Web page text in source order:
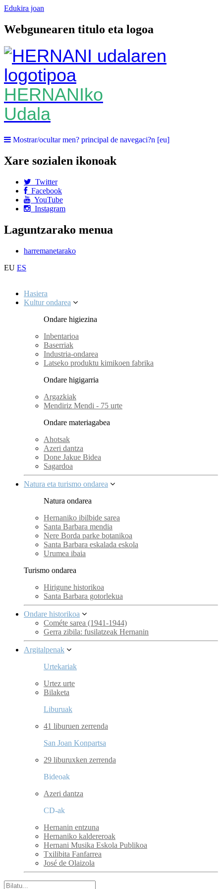
Edukira joan
Webgunearen titulo eta logoa
HERNANIko
Udala
Mostrar/ocultar men? principal de navegaci?n [eu]
Xare sozialen ikonoak
Twitter
Facebook
YouTube
Instagram
Laguntzarako menua
harremanetarako
EU ES
Hasiera
Kultur ondarea
Ondare higiezina
Inbentarioa
Baserriak
Industria-ondarea
Latseko produktu kimikoen fabrika
Ondare higigarria
Argazkiak
Mendiriz Mendi - 75 urte
Ondare materiagabea
Ahotsak
Azeri dantza
Done Jakue Bidea
Sagardoa
Natura eta turismo ondarea
Natura ondarea
Hernaniko ibilbide sarea
Santa Barbara mendia
Nere Borda parke botanikoa
Santa Barbara eskalada eskola
Urumea ibaia
Turismo ondarea
Hirigune historikoa
Santa Barbara gotorlekua
Ondare historikoa
Cométe sarea (1941-1944)
Gerra zibila: fusilatzeak Hernanin
Argitalpenak
Urtekariak
Urtez urte
Bilaketa
Liburuak
41 liburuen zerrenda
San Joan Konpartsa
29 liburuxken zerrenda
Bideoak
Azeri dantza
CD-ak
Hernanin entzuna
Hernaniko kaldereroak
Hernani Musika Eskola Publikoa
Txilibita Fanfarrea
José de Olaizola